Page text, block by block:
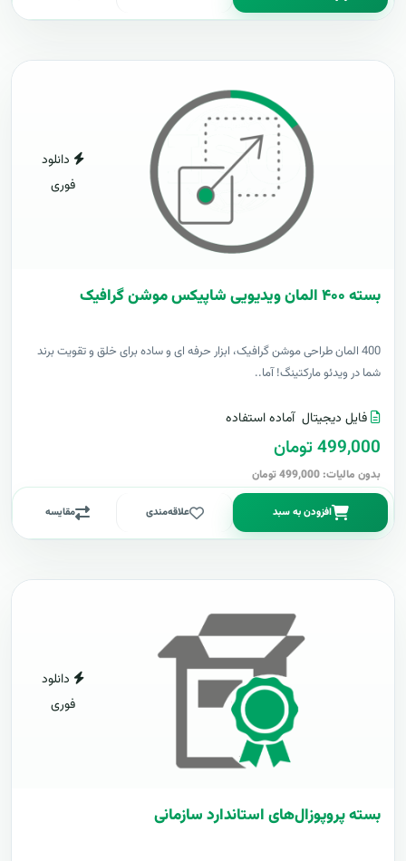
دانلود
فوری
بسته ۴۰۰ المان ویدیویی شاپیکس موشن گرافیک
400 المان طراحی موشن گرافیک، ابزار حرفه ای و ساده برای خلق و تقویت برند
شما در ویدئو مارکتینگ! آما..
فایل دیجیتال آماده استفاده
499,000 تومان
بدون مالیات: 499,000 تومان
افزودن به سبد علاقه‌مندی مقایسه
دانلود
فوری
بسته پروپوزال‌های استاندارد سازمانی